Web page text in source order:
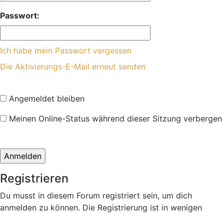
Passwort:
Ich habe mein Passwort vergessen
Die Aktivierungs-E-Mail erneut senden
Angemeldet bleiben
Meinen Online-Status während dieser Sitzung verbergen
Registrieren
Du musst in diesem Forum registriert sein, um dich
anmelden zu können. Die Registrierung ist in wenigen